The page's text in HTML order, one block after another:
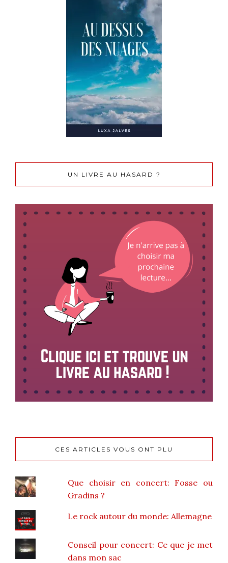
UN LIVRE AU HASARD ?
CES ARTICLES VOUS ONT PLU
Que choisir en concert: Fosse ou
Gradins ?
Le rock autour du monde: Allemagne
Conseil pour concert: Ce que je met
dans mon sac